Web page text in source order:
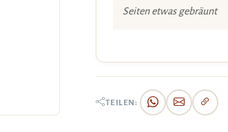
Seiten etwas gebräunt
TEILEN: